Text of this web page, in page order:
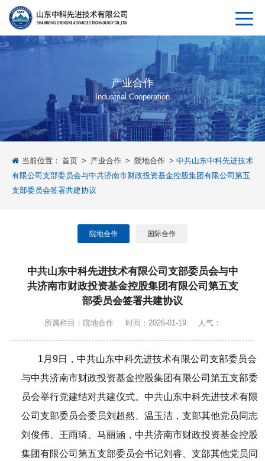
产业合作
Industrial Cooperation
当前位置： 首页 > 产业合作 > 院地合作 > 中共山东中科先进技术
有限公司支部委员会与中共济南市财政投资基金控股集团有限公司第五
支部委员会签署共建协议
院地合作 国际合作
中共山东中科先进技术有限公司支部委员会与中
共济南市财政投资基金控股集团有限公司第五支
部委员会签署共建协议
所属栏目：院地合作 时间：2026-01-19 人气：
1月9日，中共山东中科先进技术有限公司支部委员会
与中共济南市财政投资基金控股集团有限公司第五支部委
员会举行党建结对共建仪式。中共山东中科先进技术有限
公司支部委员会委员刘超然、温玉洁，支部其他党员同志
刘俊伟、王雨琦、马丽涵，中共济南市财政投资基金控股
集团有限公司第五支部委员会书记刘睿、支部其他党员同